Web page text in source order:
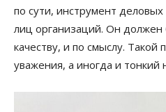
по сути, инструмент
лиц организаций. Он
качеству, и по смыслу.
уважения, а иногда и тонкий